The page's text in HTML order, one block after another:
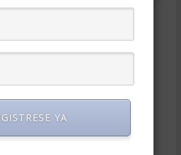
electrónico y web en este
vez que comente.
YA